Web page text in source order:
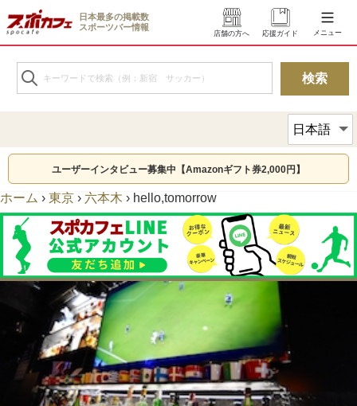
日本最多の掲載数
スポーツバー情報
店舗の方へ 応援ガイド メニュー
ユーザーインタビュー募集中【Amazonギフト券2,000円】
ホーム › 東京 › 六本木 › hello,tomorrow